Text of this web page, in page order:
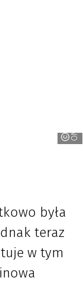
OMODA
była
teraz
w tym